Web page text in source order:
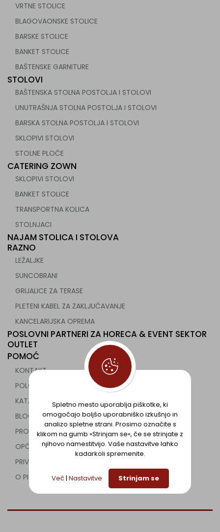
ugostiteljstvo
VRTNE STOLICE
BLAGOVAONSKE STOLICE
BARSKE STOLICE
BANKET STOLICE
BAŠTENSKE GARNITURE
STOLOVI
BAŠTENSKA STOLNA POSTOLJA I STOLOVI
UNUTRAŠNJA STOLNA POSTOLJA I STOLOVI
BARSKA STOLNA POSTOLJA I STOLOVI
SKLOPIVI STOLOVI
STOLNE PLOČE
CATERING ZOWN
SKLOPIVI STOLOVI
BANKET STOLICE
TRANSPORTNA KOLICA
STOLNJACI
NAJAM STOLICA I STOLOVA
RAZNO
LEŽALJKE
SUNCOBRANI
GRIJALICE ZA TERASE
PLETENI KABEL ZA ZAKLJUČAVANJE
KANCELARIJSKA OPREMA
POSLOVNI PARTNERI ZA HORECA & EVENT SEKTOR
OUTLET
POMOĆ
KONTAKT
POLOVNA UGOSTITELJSKA OPREMA
KATALOG
BLOG
PROJEKTI
OPĆI USLOVI
PRIVATNI USLOVI
O PIŠKOTKIH
Spletno mesto uporablja piškotke, ki
omogočajo boljšo uporabniško izkušnjo in
analizo spletne strani. Prosimo označite s
klikom na gumb »Strinjam se«, če se strinjate z
njihovo namestitvijo. Vaše nastavitve lahko
kadarkoli spremenite.
Več | Nastavitve Strinjam se